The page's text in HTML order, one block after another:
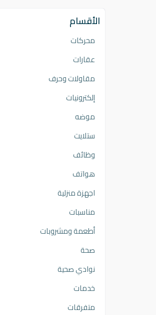
الأقسام
محركات
عقارات
مقاولات وحرف
إلكترونيات
موضه
ستلايت
وظائف
هواتف
اجهزة منزلية
مناسبات
أطعمة ومشروبات
صحة
نوادي صحية
خدمات
متفرقات